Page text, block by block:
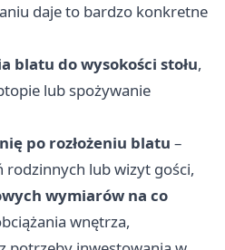
daje to bardzo konkretne
blatu do wysokości stołu,
lub spożywanie
po rozłożeniu blatu –
rodzinnych lub wizyt gości,
wymiarów na co
wnętrza,